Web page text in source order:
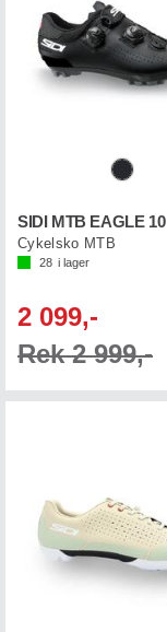
SIDI MTB EAGLE 10
Cykelsko MTB
28 i lager
2 099,-
Rek 2 999,-